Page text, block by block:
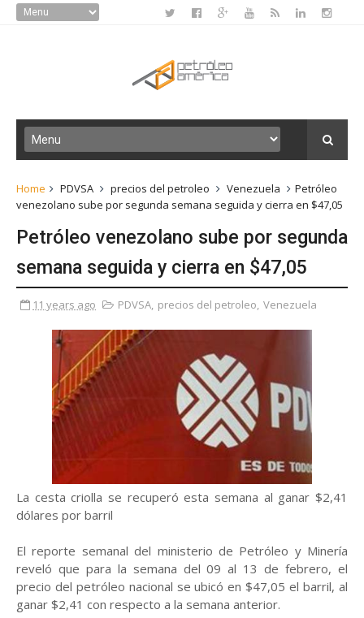
Home PDVSA precios del petroleo Venezuela
Petróleo
venezolano sube por segunda semana seguida y cierra en $47,05
Petróleo venezolano sube por segunda
semana seguida y cierra en $47,05
11 years ago PDVSA, precios del petroleo, Venezuela
La cesta criolla se recuperó esta semana al ganar $2,41
dólares por barril
El reporte semanal del ministerio de Petróleo y Minería
reveló que para la semana del 09 al 13 de febrero, el
precio del petróleo nacional se ubicó en $47,05 el barril, al
ganar $2,41 con respecto a la semana anterior.